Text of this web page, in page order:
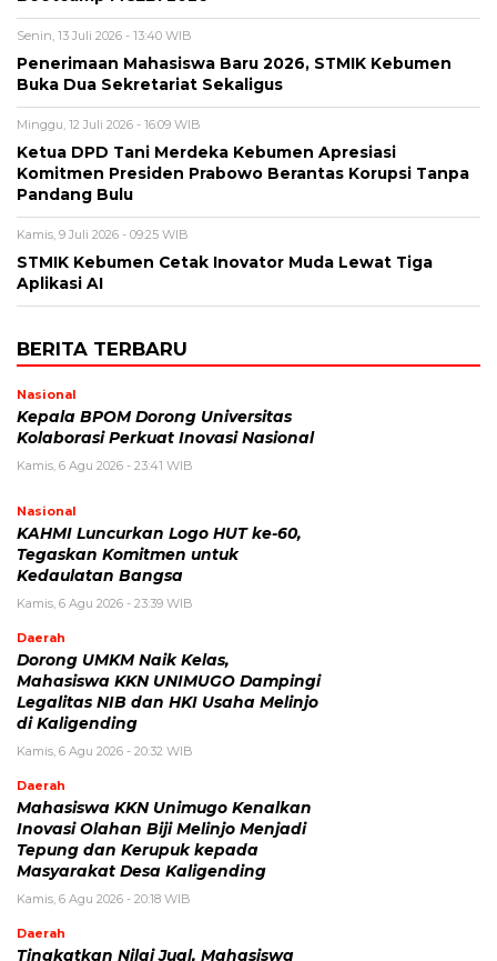
Senin, 13 Juli 2026 - 13:40 WIB
Penerimaan Mahasiswa Baru 2026, STMIK Kebumen
Buka Dua Sekretariat Sekaligus
Minggu, 12 Juli 2026 - 16:09 WIB
Ketua DPD Tani Merdeka Kebumen Apresiasi
Komitmen Presiden Prabowo Berantas Korupsi Tanpa
Pandang Bulu
Kamis, 9 Juli 2026 - 09:25 WIB
STMIK Kebumen Cetak Inovator Muda Lewat Tiga
Aplikasi AI
BERITA TERBARU
Nasional
Kepala BPOM Dorong Universitas
Kolaborasi Perkuat Inovasi Nasional
Kamis, 6 Agu 2026 - 23:41 WIB
Nasional
KAHMI Luncurkan Logo HUT ke-60,
Tegaskan Komitmen untuk
Kedaulatan Bangsa
Kamis, 6 Agu 2026 - 23:39 WIB
Daerah
Dorong UMKM Naik Kelas,
Mahasiswa KKN UNIMUGO Dampingi
Legalitas NIB dan HKI Usaha Melinjo
di Kaligending
Kamis, 6 Agu 2026 - 20:32 WIB
Daerah
Mahasiswa KKN Unimugo Kenalkan
Inovasi Olahan Biji Melinjo Menjadi
Tepung dan Kerupuk kepada
Masyarakat Desa Kaligending
Kamis, 6 Agu 2026 - 20:18 WIB
Daerah
Tingkatkan Nilai Jual, Mahasiswa